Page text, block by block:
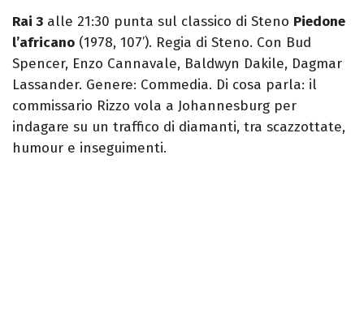
Rai 3 alle 21:30 punta sul classico di Steno Piedone
l’africano (1978, 107’). Regia di Steno. Con Bud
Spencer, Enzo Cannavale, Baldwyn Dakile, Dagmar
Lassander. Genere: Commedia. Di cosa parla: il
commissario Rizzo vola a Johannesburg per
indagare su un traffico di diamanti, tra scazzottate,
humour e inseguimenti.